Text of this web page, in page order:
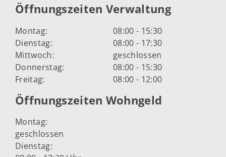
Öffnungszeiten Verwaltung
Montag:
08:00 - 15:30
Dienstag:
08:00 - 17:30
Mittwoch:
geschlossen
Donnerstag:
08:00 - 15:30
Freitag:
08:00 - 12:00
Öffnungszeiten Wohngeld
Montag:
geschlossen
Dienstag: